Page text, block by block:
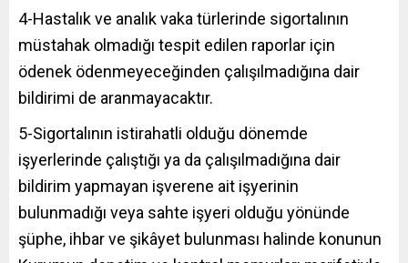
4-Hastalık ve analık vaka türlerinde sigortalının
müstahak olmadığı tespit edilen raporlar için
ödenek ödenmeyeceğinden çalışılmadığına dair
bildirimi de aranmayacaktır.
5-Sigortalının istirahatli olduğu dönemde
işyerlerinde çalıştığı ya da çalışılmadığına dair
bildirim yapmayan işverene ait işyerinin
bulunmadığı veya sahte işyeri olduğu yönünde
şüphe, ihbar ve şikâyet bulunması halinde konunun